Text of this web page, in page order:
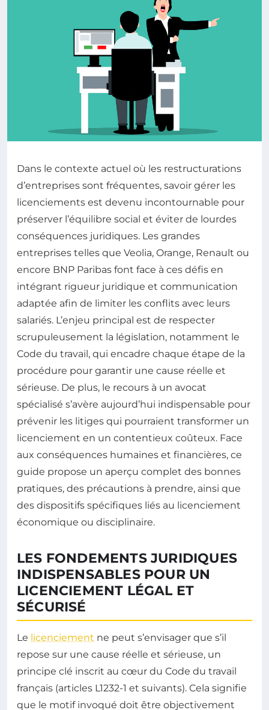
Dans le contexte actuel où les restructurations
d’entreprises sont fréquentes, savoir gérer les
licenciements est devenu incontournable pour
préserver l’équilibre social et éviter de lourdes
conséquences juridiques. Les grandes
entreprises telles que Veolia, Orange, Renault ou
encore BNP Paribas font face à ces défis en
intégrant rigueur juridique et communication
adaptée afin de limiter les conflits avec leurs
salariés. L’enjeu principal est de respecter
scrupuleusement la législation, notamment le
Code du travail, qui encadre chaque étape de la
procédure pour garantir une cause réelle et
sérieuse. De plus, le recours à un avocat
spécialisé s’avère aujourd’hui indispensable pour
prévenir les litiges qui pourraient transformer un
licenciement en un contentieux coûteux. Face
aux conséquences humaines et financières, ce
guide propose un aperçu complet des bonnes
pratiques, des précautions à prendre, ainsi que
des dispositifs spécifiques liés au licenciement
économique ou disciplinaire.
LES FONDEMENTS JURIDIQUES
INDISPENSABLES POUR UN
LICENCIEMENT LÉGAL ET
SÉCURISÉ
Le licenciement ne peut s’envisager que s’il
repose sur une cause réelle et sérieuse, un
principe clé inscrit au cœur du Code du travail
français (articles L1232-1 et suivants). Cela signifie
que le motif invoqué doit être objectivement